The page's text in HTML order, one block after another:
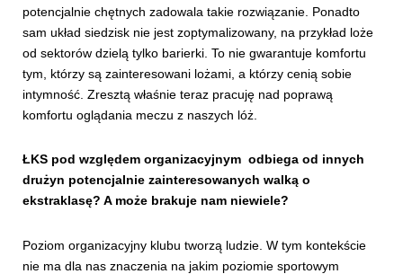
potencjalnie chętnych zadowala takie rozwiązanie. Ponadto
sam układ siedzisk nie jest zoptymalizowany, na przykład loże
od sektorów dzielą tylko barierki. To nie gwarantuje komfortu
tym, którzy są zainteresowani lożami, a którzy cenią sobie
intymność. Zresztą właśnie teraz pracuję nad poprawą
komfortu oglądania meczu z naszych lóż.
ŁKS pod względem organizacyjnym odbiega od innych
drużyn potencjalnie zainteresowanych walką o
ekstraklasę? A może brakuje nam niewiele?
Poziom organizacyjny klubu tworzą ludzie. W tym kontekście
nie ma dla nas znaczenia na jakim poziomie sportowym